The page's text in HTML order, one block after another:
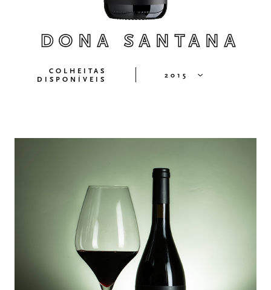
DONA SANTANA
COLHEITAS
DISPONÍVEIS
2015